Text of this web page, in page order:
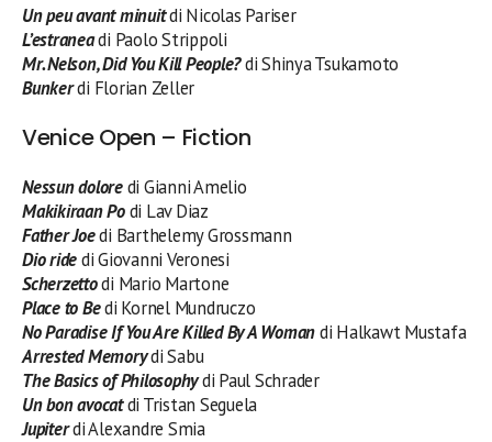
Un peu avant minuitdi Nicolas Pariser
L’estraneadi Paolo Strippoli
Mr. Nelson, Did You Kill People?di Shinya Tsukamoto
Bunkerdi Florian Zeller
Venice Open – Fiction
Nessun doloredi Gianni Amelio
Makikiraan Podi Lav Diaz
Father Joedi Barthelemy Grossmann
Dio ridedi Giovanni Veronesi
Scherzettodi Mario Martone
Place to Bedi Kornel Mundruczo
No Paradise If You Are Killed By A Womandi Halkawt Mustafa
Arrested Memorydi Sabu
The Basics of Philosophydi Paul Schrader
Un bon avocatdi Tristan Seguela
Jupiterdi Alexandre Smia